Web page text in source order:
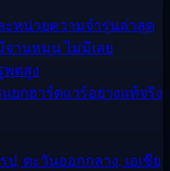
ะหน่วยความจำรุ่นล่าสุด
จานหมุน ไม่มีเลย
พุตสูง
ยกฮาร์ดแวร์อย่างแท้จริง
ป, ตะวันออกกลาง, เอเชีย